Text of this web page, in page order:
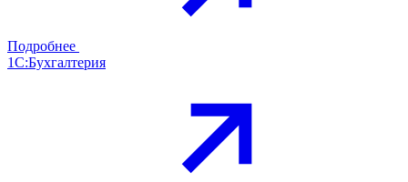
Подробнее
1С:Бухгалтерия